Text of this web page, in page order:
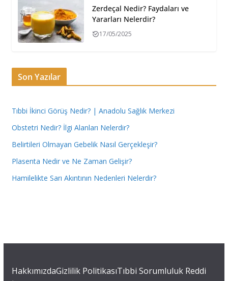
Zerdeçal Nedir? Faydaları ve
Yararları Nelerdir?
17/05/2025
Son Yazılar
Tıbbi İkinci Görüş Nedir? | Anadolu Sağlık Merkezi
Obstetri Nedir? İlgi Alanları Nelerdir?
Belirtileri Olmayan Gebelik Nasıl Gerçekleşir?
Plasenta Nedir ve Ne Zaman Gelişir?
Hamilelikte Sarı Akıntının Nedenleri Nelerdir?
HakkımızdaGizlilik PolitikasıTıbbi Sorumluluk Reddi